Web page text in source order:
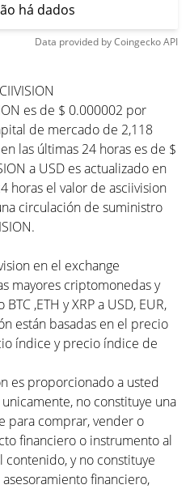
há dados
Data provided byCoingeckoAPI
es de $ 0.000002 por
de mercado de 2,118
las últimas 24 horas es de $
a USD es actualizado en
horas el valor de asciivision
circulación de suministro
en el exchange
mayores criptomonedas y
,ETH y XRP a USD, EUR,
están basadas en el precio
índice y precio índice de
es proporcionado a usted
no constituye una
para comprar, vender o
financiero o instrumento al
y no constituye
financiero,